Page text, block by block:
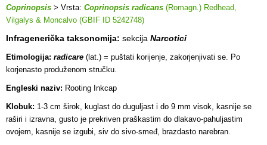
Coprinopsis > Vrsta: Coprinopsis radicans (Romagn.) Redhead,
Vilgalys & Moncalvo (GBIF ID 5242748)
Infragenerička taksonomija: sekcija Narcotici
Etimologija: radicare (lat.) = puštati korijenje, zakorjenjivati se. Po
korjenasto produženom stručku.
Engleski naziv: Rooting Inkcap
Klobuk: 1-3 cm širok, kuglast do duguljast i do 9 mm visok, kasnije se
raširi i izravna, gusto je prekriven praškastim do dlakavo-pahuljastim
ovojem, kasnije se izgubi, siv do sivo-smeđ, brazdasto narebran.